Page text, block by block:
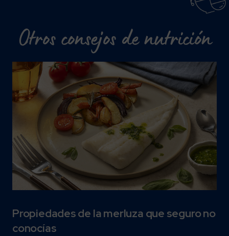
Otros consejos de nutrición
Propiedades de la merluza que seguro no
conocías